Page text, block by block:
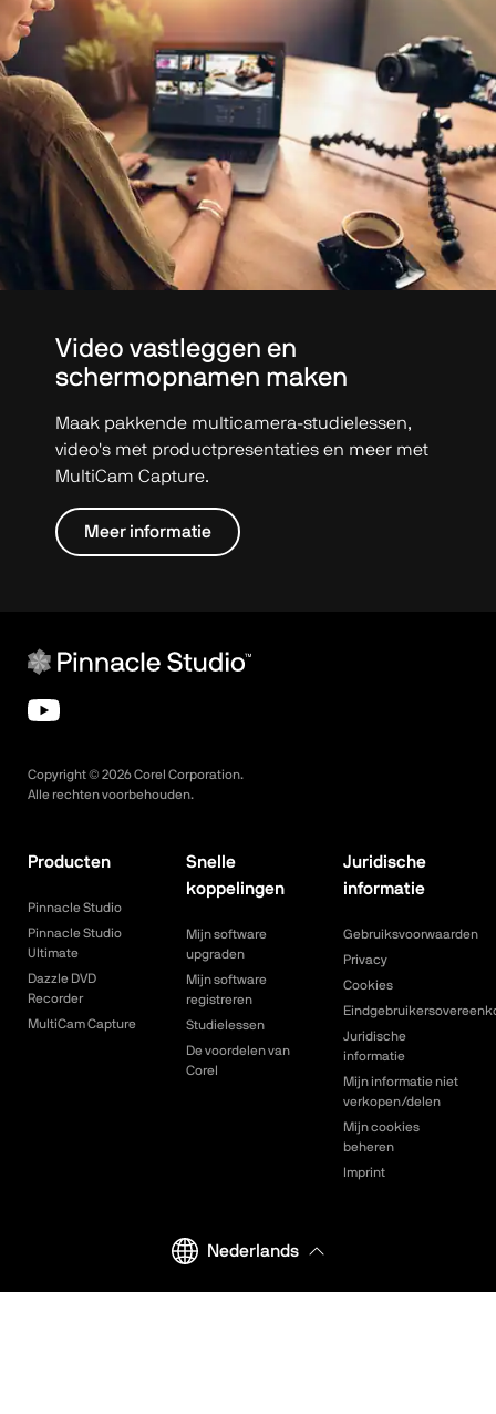
Video vastleggen en
schermopnamen maken
Maak pakkende multicamera-studielessen,
video's met productpresentaties en meer met
MultiCam Capture.
Meer informatie
Copyright © 2026Corel Corporation.
Alle rechten voorbehouden.
Producten
Pinnacle Studio
Pinnacle Studio
Ultimate
Dazzle DVD
Recorder
MultiCam Capture
Snelle
koppelingen
Mijn software
upgraden
Mijn software
registreren
Studielessen
De voordelen van
Corel
Juridische
informatie
Gebruiksvoorwaarden
Privacy
Cookies
Juridische
informatie
Mijn informatie niet
verkopen/delen
Mijn cookies
beheren
Imprint
Nederlands